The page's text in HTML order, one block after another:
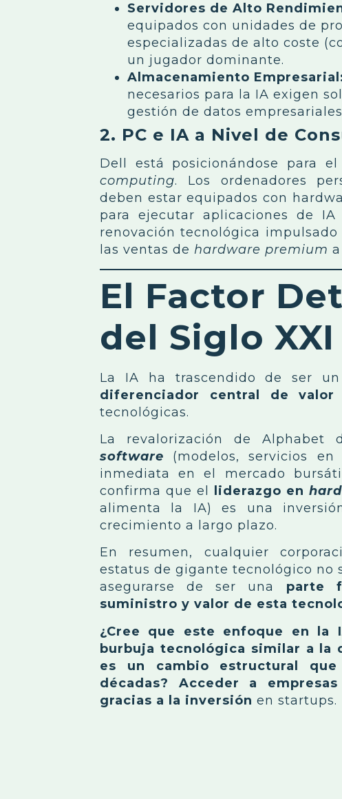
Servidores de Alto
equipados con unidades de
especializadas de alto coste
un jugador dominante.
Almacenamiento
necesarios para la IA exigen
gestión de datos
2. PC e IA a Nivel de
Dell está posicionándose para
computing. Los ordenadores
deben estar equipados con
para ejecutar aplicaciones de
renovación tecnológica
las ventas de hardware premium
El Factor
del Siglo XXI
La IA ha trascendido de ser
diferenciador central de valor
tecnológicas.
La revalorización de Alphabet
software (modelos, servicios
inmediata en el mercado
confirma que el
liderazgo en
alimenta la IA) es una
crecimiento a largo plazo.
En resumen, cualquier
estatus de gigante tecnológico no
asegurarse de ser una parte
suministro y valor de esta
¿Cree que este enfoque en la
burbuja tecnológica similar a la
es un cambio estructural
décadas? Acceder a
gracias a la inversión en startups.